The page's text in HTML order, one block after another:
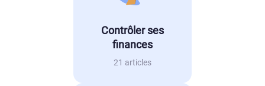
Contrôler ses
finances
21 articles